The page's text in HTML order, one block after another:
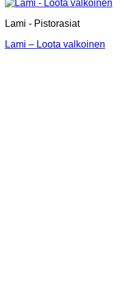
Lami - Pistorasiat
Lami – Loota valkoinen